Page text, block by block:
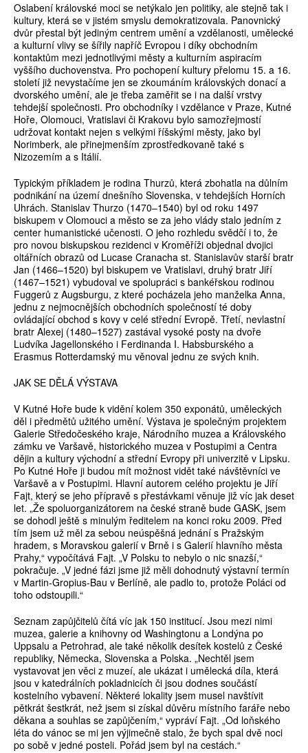
Oslabení královské moci se netýkalo jen politiky, ale stejně tak i
kultury, která se v jistém smyslu demokratizovala. Panovnický
dvůr přestal být jediným centrem umění a vzdělanosti, umělecké
a kulturní vlivy se šířily napříč Evropou i díky obchodním
kontaktům mezi jednotlivými městy a kulturním aspiracím
vyššího duchovenstva. Pro pochopení kultury přelomu 15. a 16.
století již nevystačíme jen se zkoumáním královských donací a
dvorského umění, ale je třeba zaměřit se i na další vrstvy
tehdejší společnosti. Pro obchodníky i vzdělance v Praze, Kutné
Hoře, Olomouci, Vratislavi či Krakovu bylo samozřejmostí
udržovat kontakt nejen s velkými říšskými městy, jako byl
Norimberk, ale přinejmenším zprostředkovaně také s
Nizozemím a s Itálií.
Typickým příkladem je rodina Thurzů, která zbohatla na důlním
podnikání na území dnešního Slovenska, v tehdejších Horních
Uhrách. Stanislav Thurzo (1470–1540) byl od roku 1497
biskupem v Olomouci a město se za jeho vlády stalo jedním z
center humanistické učenosti. O jeho rozhledu svědčí i to, že
pro novou biskupskou rezidenci v Kroměříži objednal dvojici
oltářních obrazů od Lucase Cranacha st. Stanislavův starší bratr
Jan (1466–1520) byl biskupem ve Vratislavi, druhý bratr Jiří
(1467–1521) vybudoval ve spolupráci s bankéřskou rodinou
Fuggerů z Augsburgu, z které pocházela jeho manželka Anna,
jednu z nejmocnějších obchodních společností té doby
ovládající obchod s kovy v celé střední Evropě. Třetí, nevlastní
bratr Alexej (1480–1527) zastával vysoké posty na dvoře
Ludvíka Jagellonského i Ferdinanda I. Habsburského a
Erasmus Rotterdamský mu věnoval jednu ze svých knih.
JAK SE DĚLÁ VÝSTAVA
V Kutné Hoře bude k vidění kolem 350 exponátů, uměleckých
děl i předmětů užitého umění. Výstava je společným projektem
Galerie Středočeského kraje, Národního muzea a Královského
zámku ve Varšavě, historického muzea v Postupimi a Centra
dějin a kultury východní a střední Evropy při univerzitě v Lipsku.
Po Kutné Hoře ji budou mít možnost vidět také návštěvníci ve
Varšavě a v Postupimi. Hlavní autorem celého projektu je Jiří
Fajt, který se jeho přípravě s přestávkami věnuje již víc jak deset
let. „Že spoluorganizátorem na české straně bude GASK, jsem
se dohodl ještě s minulým ředitelem na konci roku 2009. Před
tím jsem už měl za sebou neúspěšná jednání s Pražským
hradem, s Moravskou galerií v Brně i s Galerií hlavního města
Prahy,“ vypočítává Fajt. „V Polsku to nebylo o nic snazší,“
pokračuje. „V jedné fázi jsme již měli dohodnutý výstavní termín
v Martin-Gropius-Bau v Berlíně, ale padlo to, protože Poláci od
toho odstoupili.“
Seznam zapůjčitelů čítá víc jak 150 institucí. Jsou mezi nimi
muzea, galerie a knihovny od Washingtonu a Londýna po
Uppsalu a Petrohrad, ale také několik desítek kostelů z České
republiky, Německa, Slovenska a Polska. „Nechtěl jsem
vystavovat jen věci z muzeí, ale ukázat i umělecká díla, která
jsou v katedrálních pokladnicích či jsou dodnes součástí
kostelního vybavení. Některé lokality jsem musel navštívit
pětkrát šestkrát, než jsem si získal důvěru místního faráře nebo
děkana a souhlas se zapůjčením,“ vypráví Fajt. „Od loňského
léta do vánoc se mi jen výjimečně stalo, že bych spal dvě noci
po sobě v jedné posteli. Pořád jsem byl na cestách.“